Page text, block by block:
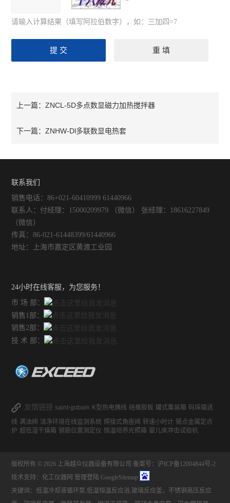
请输入计算结果（填写阿拉伯数字），如：三加四=7
上一篇：ZNCL-5D多点数显磁力加热搅拌器
下一篇：ZNHW-Dl多联数显电热套
联系我们
销售电话：86+021-60410999 61440966
联系人：付经理：15000209979 （微信） 张经理：18616227849
（微信）
传真：86-021-61448399/61440966
地址：上海市嘉定区黄渡工业园
24小时在线客服，为您服务！
市 场 部：
销售1部：
销售2部：
技 术 部：
友情链接 saint-gobain K型热电偶线 硅橡胶板 罐式集装箱 码垛输送
线 满油阀 洁净环境在线监测系统 焊接式角座阀 转速小时计 锡点金属定点
炉 超低湿干燥箱 钢筋位置测定仪 恒温培养光照箱 婴儿床冲击试验机
版权所有 © 2026 上海越众仪器设备有限公司 备案号：沪ICP备12004844号-2
技术支持： 化工仪器网 管理登陆 GoogleSitemap
关键词：低温冷却液循环泵,低温恒温反应浴,玻璃反应釜，不锈钢高压反应